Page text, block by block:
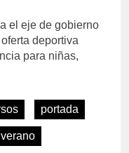
el eje de gobierno
deportiva
para niñas,
portada
verano